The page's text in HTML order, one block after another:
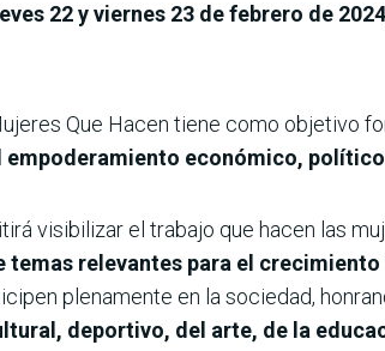
22 y viernes 23 de febrero de 2024
Que Hacen tiene como objetivo
económico,
visibilizar el trabajo que hacen las
temas relevantes para el
plenamente en la sociedad,
deportivo, del arte, de la